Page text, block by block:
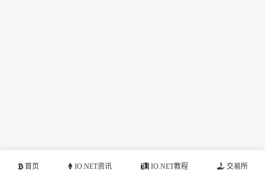
首页 IO.NET资讯 IO.NET教程 交易所